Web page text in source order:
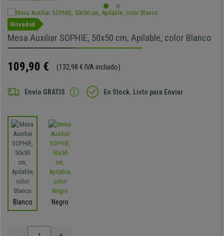
Novedad
Mesa Auxiliar SOPHIE, 50x50 cm, Apilable, color Blanco
109,90 € (132,98 € IVA incluido)
Envio GRATIS En Stock. Listo para Enviar
Blanco Negro